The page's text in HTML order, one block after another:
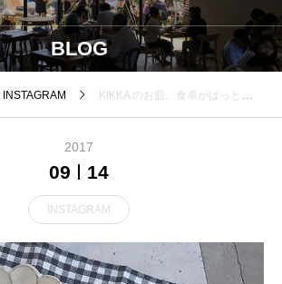
BLOG
INSTAGRAM .KIKKA のお皿。食卓がぱっとはなやぐかわいらしい形の器。.大きさによって使い方はさまざま。どんな料理にも合うやわらかい色味です。重ねてみると花びらが重なっているみたい♡とってもすてきです♡..こちらもぜひ♡@haus_zakka …#KIKKA #食器#キッチンツール#お皿 #プレート#お花 #菊花#hausmatsue#島根 #松江
2017
09 14
INSTAGRAM